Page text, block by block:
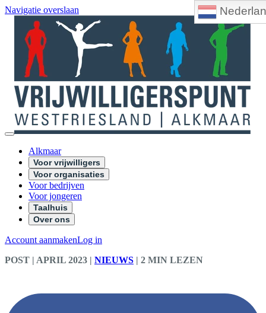
Navigatie overslaan
Alkmaar
Voor vrijwilligers
Voor organisaties
Voor bedrijven
Voor jongeren
Taalhuis
Over ons
Account aanmakenLog in
POST | APRIL 2023 | NIEUWS | 2 MIN LEZEN